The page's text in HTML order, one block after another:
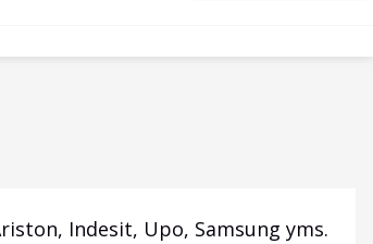
Indesit, Upo, Samsung yms.